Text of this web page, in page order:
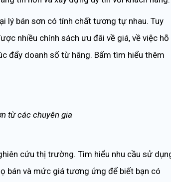
lý bán sơn có tính chất tương tự nhau. Tuy
nhiều chính sách ưu đãi về giá, về việc hỗ
đẩy doanh số từ hãng. Bấm tìm hiểu thêm
từ các chuyên gia
cứu thị trường. Tìm hiểu nhu cầu sử
bán và mức giá tương ứng để biết bạn có